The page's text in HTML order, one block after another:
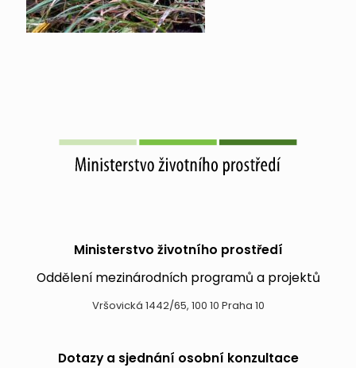
Ministerstvo životního prostředí
Oddělení mezinárodních programů a projektů
Vršovická 1442/65, 100 10 Praha 10
Dotazy a sjednání osobní konzultace